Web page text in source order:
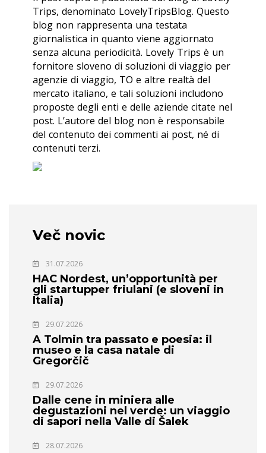
Trips, denominato LovelyTripsBlog. Questo
blog non rappresenta una testata
giornalistica in quanto viene aggiornato
senza alcuna periodicità. Lovely Trips è un
fornitore sloveno di soluzioni di viaggio per
agenzie di viaggio, TO e altre realtà del
mercato italiano, e tali soluzioni includono
proposte degli enti e delle aziende citate nel
post. L’autore del blog non è responsabile
del contenuto dei commenti ai post, né di
contenuti terzi.
Več novic
31.07.2026
HAC Nordest, un’opportunità per
gli startupper friulani (e sloveni in
Italia)
29.07.2026
A Tolmin tra passato e poesia: il
museo e la casa natale di
Gregorčič
29.07.2026
Dalle cene in miniera alle
degustazioni nel verde: un viaggio
di sapori nella Valle di Šalek
28.07.2026